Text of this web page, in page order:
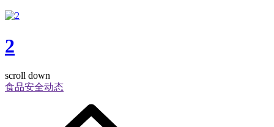
2
scroll down
食品安全动态